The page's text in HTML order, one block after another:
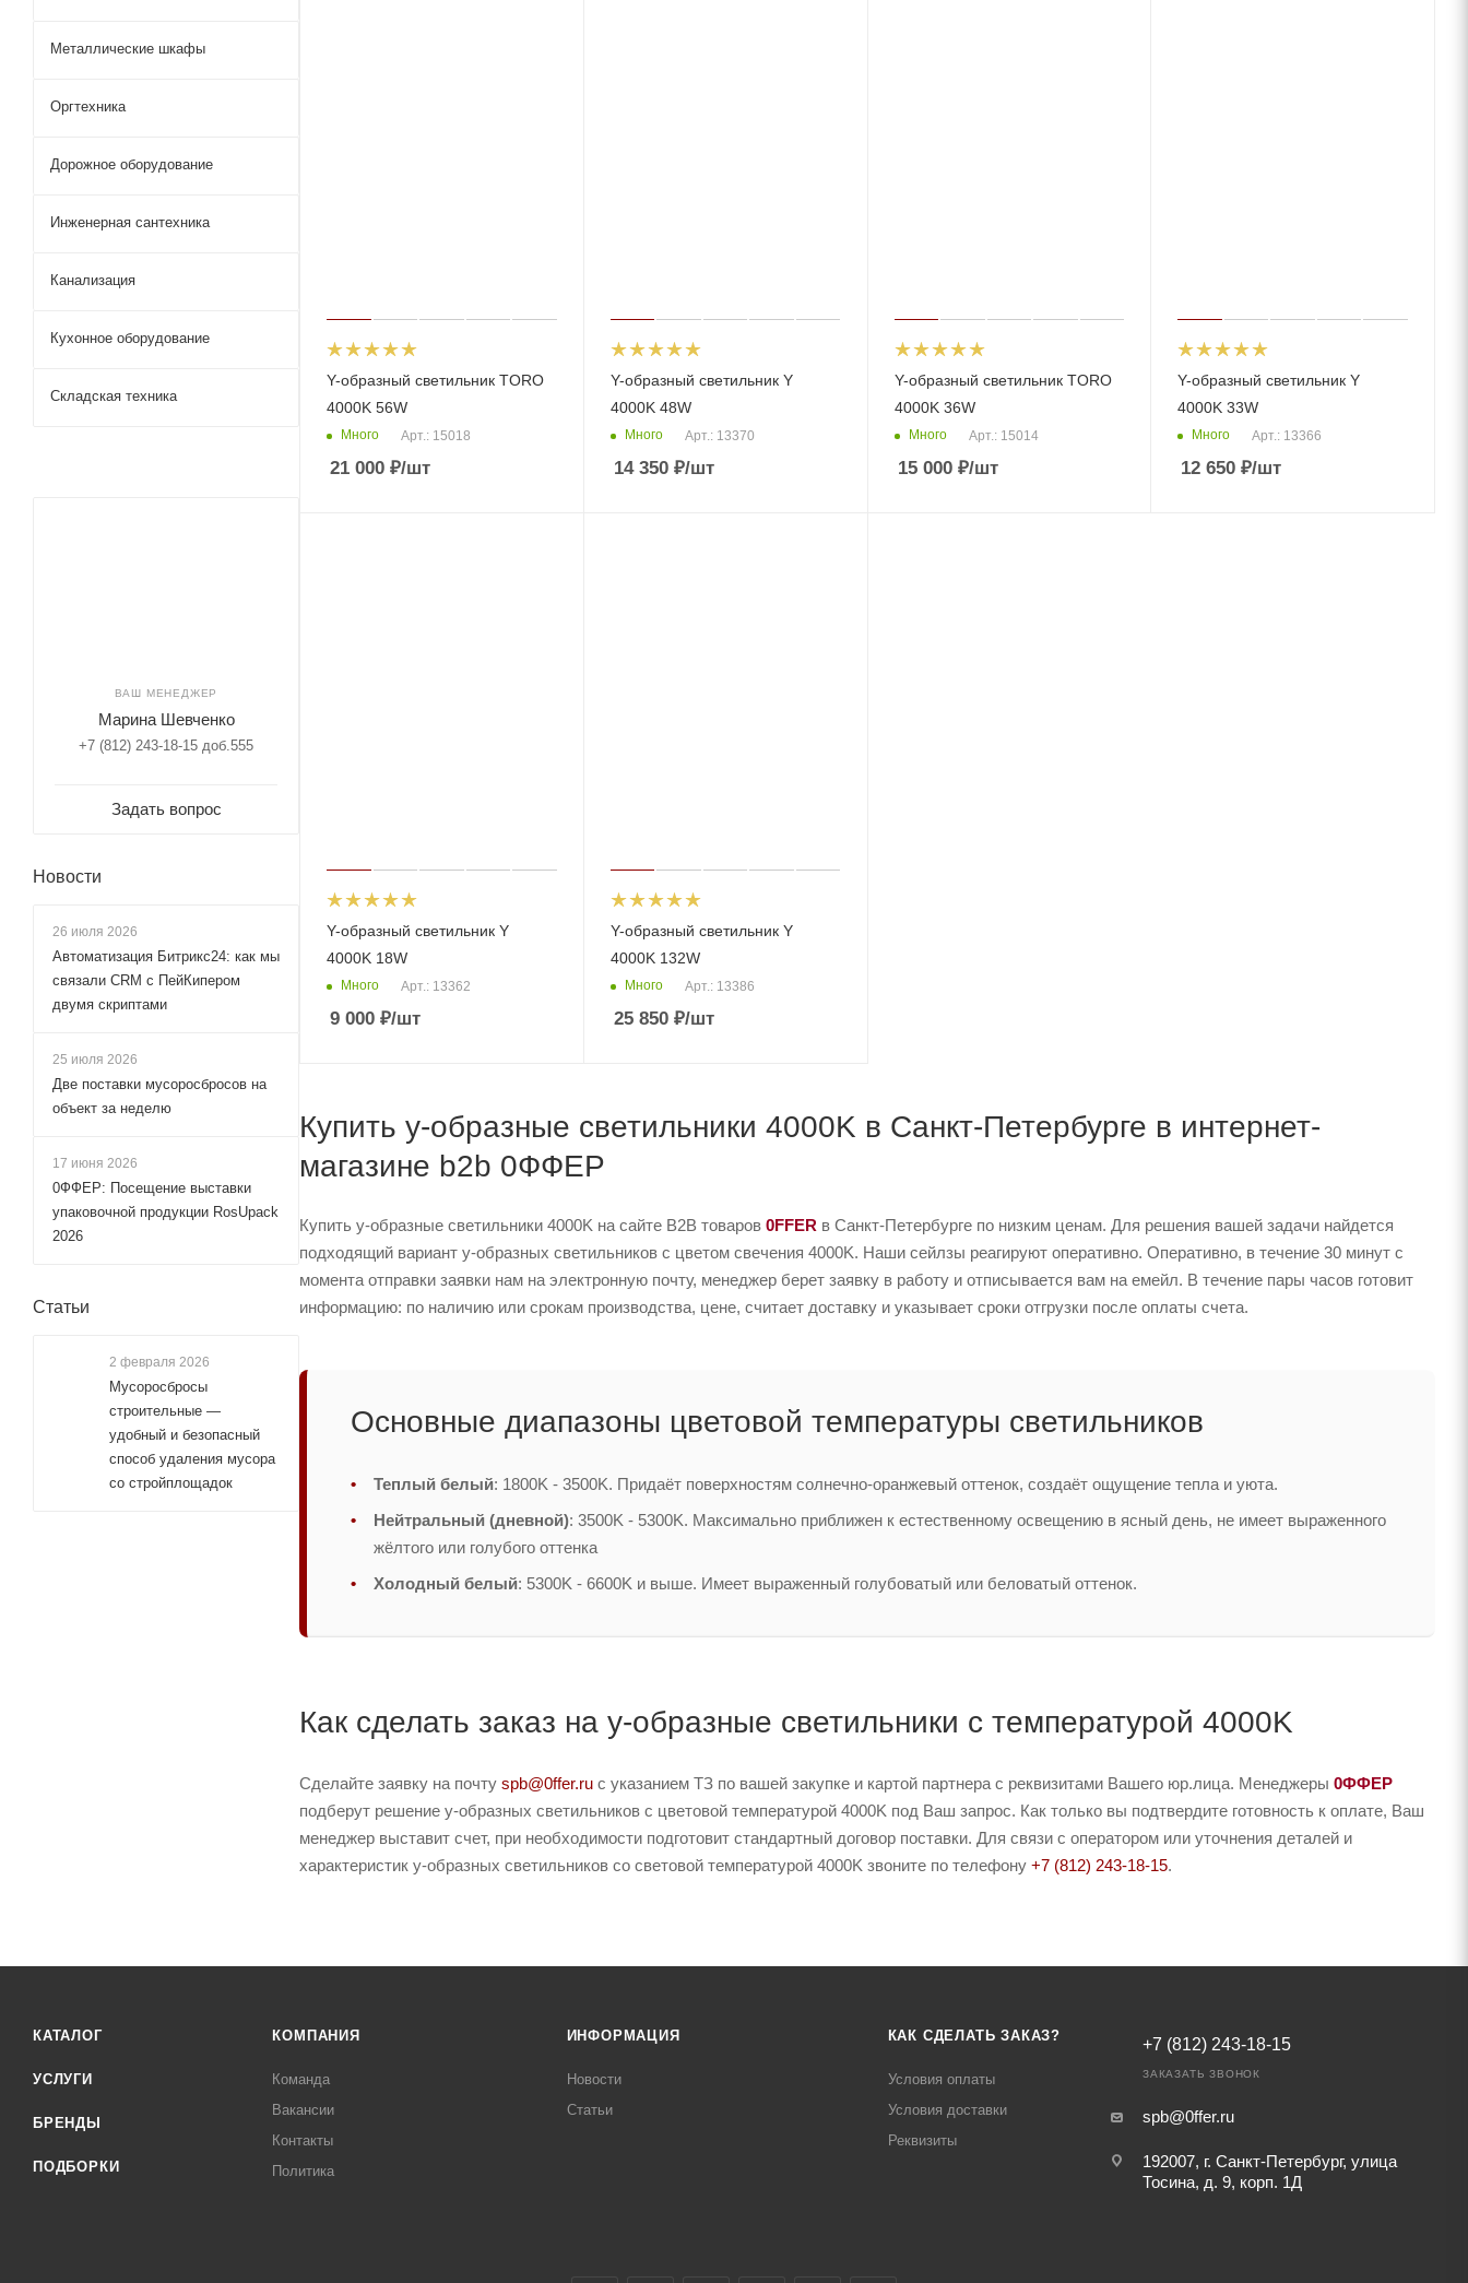
Y-образный светильник TORO
4000K 56W
Много Арт.: 15018
21 000 ₽/шт
Y-образный светильник Y
4000K 48W
Много Арт.: 13370
14 350₽/шт
Y-образный светильник TORO
4000K 36W
Много Арт.: 15014
15 000₽/шт
Y-образный светильник Y
4000K 33W
Много Арт.: 13366
12 650 ₽/шт
Y-образный светильник Y
4000K 18W
Много Арт.: 13362
9 000 ₽/шт
Y-образный светильник Y
4000K 132W
Много Арт.: 13386
25 850₽/шт
Купить y-образные светильники 4000K в Санкт-Петербурге в интернет-
магазине b2b 0ФФЕР
Купить y-образные светильники 4000K на сайте B2B товаров 0FFER в Санкт-Петербурге по низким ценам. Для решения вашей задачи найдется
подходящий вариант y-образных светильников с цветом свечения 4000K. Наши сейлзы реагируют оперативно. Оперативно, в течение 30 минут с
момента отправки заявки нам на электронную почту, менеджер берет заявку в работу и отписывается вам на емейл. В течение пары часов готовит
информацию: по наличию или срокам производства, цене, считает доставку и указывает сроки отгрузки после оплаты счета.
Основные диапазоны цветовой температуры светильников
Теплый белый: 1800K - 3500K. Придаёт поверхностям солнечно-оранжевый оттенок, создаёт ощущение тепла и уюта.
Нейтральный (дневной): 3500K - 5300K. Максимально приближен к естественному освещению в ясный день, не имеет выраженного
жёлтого или голубого оттенка
Холодный белый: 5300K - 6600K и выше. Имеет выраженный голубоватый или беловатый оттенок.
Как сделать заказ на y-образные светильники с температурой 4000K
Сделайте заявку на почту spb@0ffer.ru с указанием ТЗ по вашей закупке и картой партнера с реквизитами Вашего юр.лица. Менеджеры 0ФФЕР
подберут решение y-образных светильников с цветовой температурой 4000K под Ваш запрос. Как только вы подтвердите готовность к оплате, Ваш
менеджер выставит счет, при необходимости подготовит стандартный договор поставки. Для связи с оператором или уточнения деталей и
характеристик y-образных светильников со световой температурой 4000K звоните по телефону +7 (812) 243-18-15.
Металлические шкафы
Оргтехника
Дорожное оборудование
Инженерная сантехника
Канализация
Кухонное оборудование
Складская техника
ВАШ МЕНЕДЖЕР
Марина Шевченко
+7 (812) 243-18-15 доб.555
Задать вопрос
Новости
26 июля 2026
Автоматизация Битрикс24: как мы
связали CRM с ПейКипером
двумя скриптами
25 июля 2026
Две поставки мусоросбросов на
объект за неделю
17 июня 2026
0ФФЕР: Посещение выставки
упаковочной продукции RosUpack
2026
Статьи
2 февраля 2026
Мусоросбросы
строительные —
удобный и безопасный
способ удаления мусора
со стройплощадок
КАТАЛОГ
УСЛУГИ
БРЕНДЫ
ПОДБОРКИ
КОМПАНИЯ
Команда
Вакансии
Контакты
Политика
ИНФОРМАЦИЯ
Новости
Статьи
КАК СДЕЛАТЬ ЗАКАЗ?
Условия оплаты
Условия доставки
Реквизиты
+7 (812) 243-18-15
ЗАКАЗАТЬ ЗВОНОК
spb@0ffer.ru
192007, г. Санкт-Петербург, улица
Тосина, д. 9, корп. 1Д